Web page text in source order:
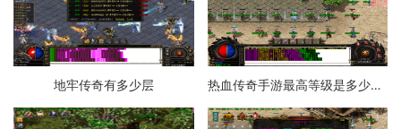
地牢传奇有多少层 热血传奇手游最高等级是多少级的